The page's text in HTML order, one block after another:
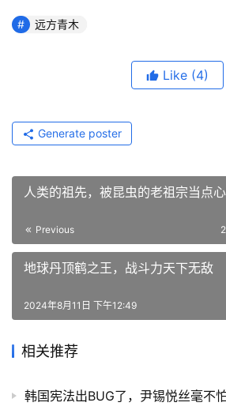
远方青木
Like (4)
Generate poster
人类的祖先，被昆虫的老祖宗当点
Previous
地球丹顶鹤之王，战斗力天下无敌
2024年8月11日 下午12:49
相关推荐
韩国宪法出BUG了，尹锡悦丝毫不